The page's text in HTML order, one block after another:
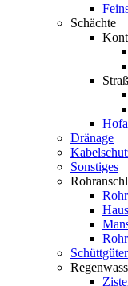
Schächte
Dränage
Sonstiges
Schüttgüter